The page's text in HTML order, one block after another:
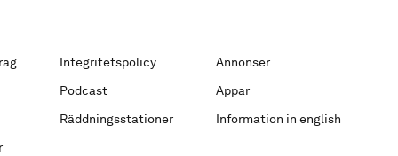
Integritetspolicy
Annonser
Podcast
Appar
Räddningsstationer
Information in english